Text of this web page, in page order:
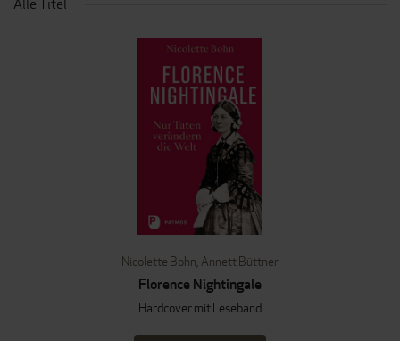
Alle Titel
Nicolette Bohn, Annett Büttner
Florence Nightingale
Hardcover mit Leseband